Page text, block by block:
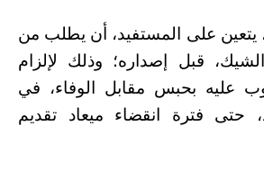
يتعين على المستفيد، أن يطلب من
قبل إصداره؛ وذلك لإلزام
عليه بحبس مقابل الوفاء، في
حتى فترة انقضاء ميعاد تقديم